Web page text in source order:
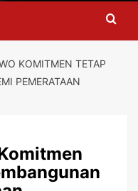
KOMITMEN TETAP
PEMERATAAN